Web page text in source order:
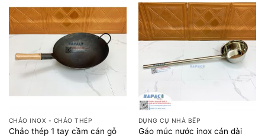
CHẢO INOX - CHẢO THÉP
Chảo thép 1 tay cầm cán gỗ
DỤNG CỤ NHÀ BẾP
Gáo múc nước inox cán dài